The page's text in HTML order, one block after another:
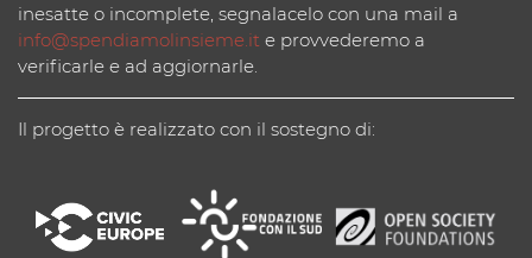
inesatte o incomplete, segnalacelo con una mail a
info@spendiamolinsieme.it e provvederemo a
verificarle e ad aggiornarle.
Il progetto è realizzato con il sostegno di: